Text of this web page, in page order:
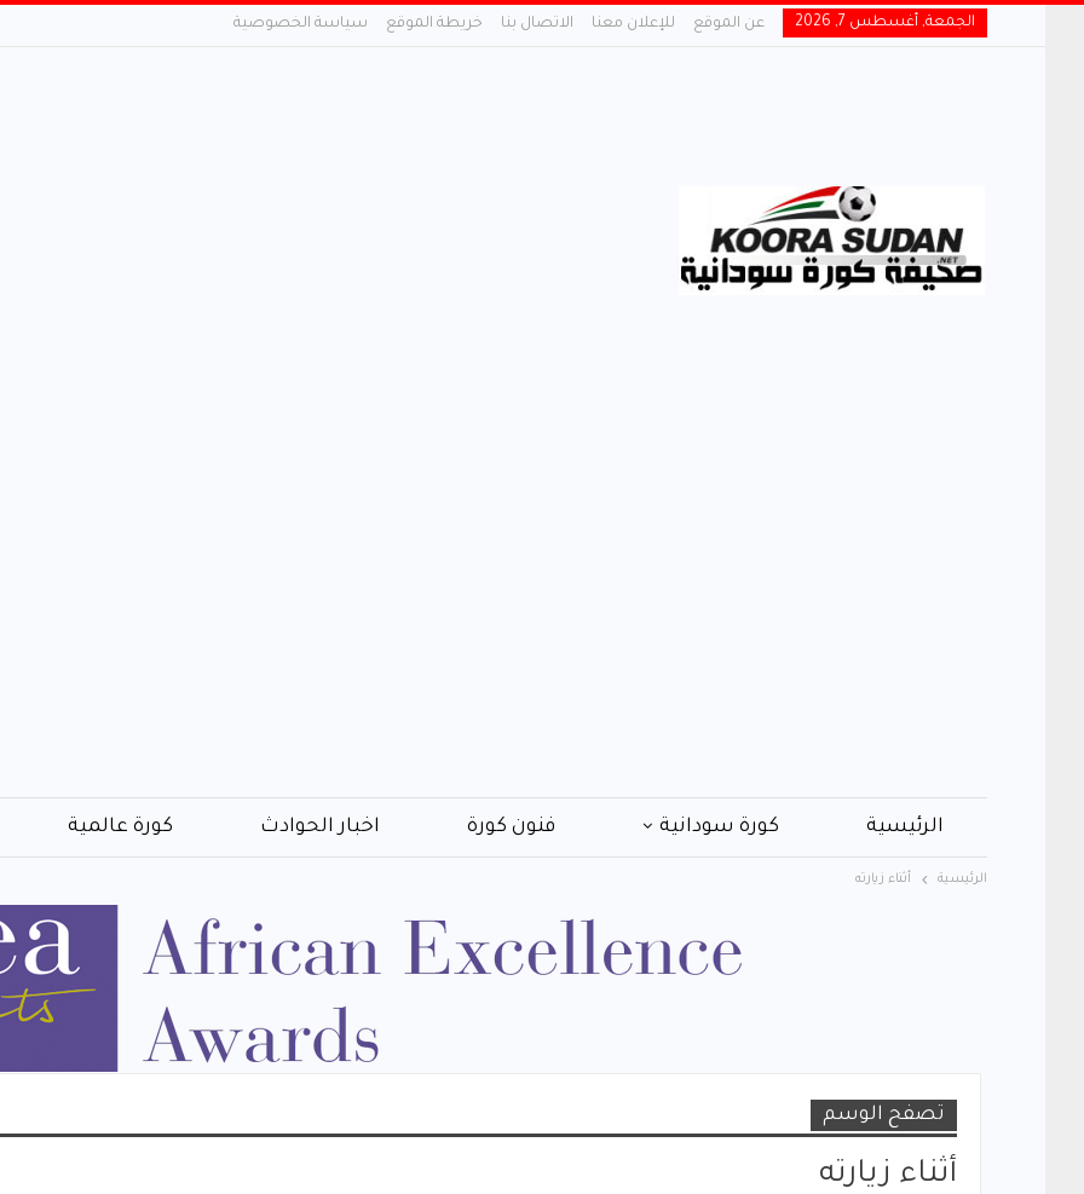
الجمعة, أغسطس 7, 2026 عن الموقع للإعلان معنا الاتصال بنا خريطة الموقع سياسة الخصوصية
الرئيسية كورة سودانية فنون كورة اخبار الحوادث كورة عالمية
الرئيسية أثناء زيارته
تصفح الوسم
أثناء زيارته